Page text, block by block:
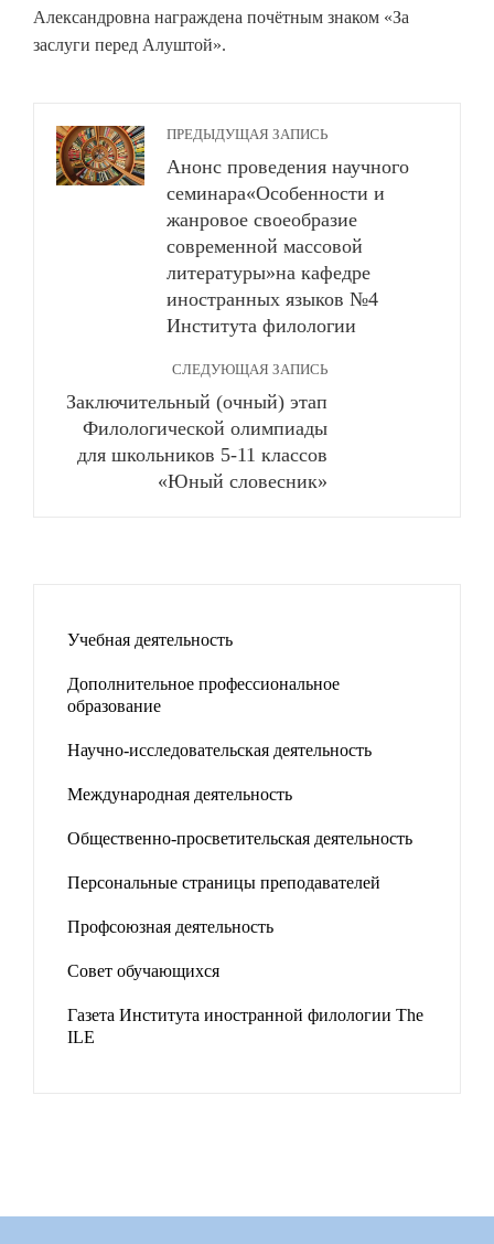
Александровна награждена почётным знаком «За
заслуги перед Алуштой».
ПРЕДЫДУЩАЯ ЗАПИСЬ
Анонс проведения научного
семинара«Особенности и
жанровое своеобразие
современной массовой
литературы»на кафедре
иностранных языков №4
Института филологии
СЛЕДУЮЩАЯ ЗАПИСЬ
Заключительный (очный) этап
Филологической олимпиады
для школьников 5-11 классов
«Юный словесник»
Учебная деятельность
Дополнительное профессиональное
образование
Научно-исследовательская деятельность
Международная деятельность
Общественно-просветительская деятельность
Персональные страницы преподавателей
Профсоюзная деятельность
Совет обучающихся
Газета Института иностранной филологии The
ILE